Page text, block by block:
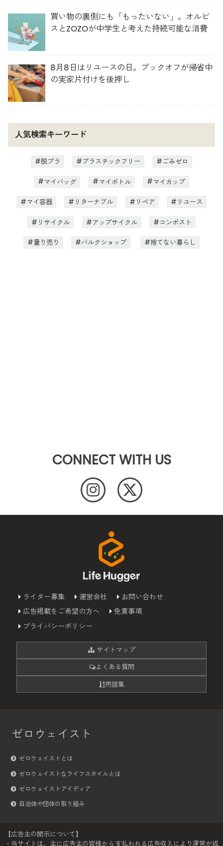
買い物の裏側にも「もったいない」。オルビ
スとZOZOが中学生と考えた持続可能な消費
8月8日はリユースの日。ブックオフが帰省中
の実家片付けを後押し
人気検索キーワード
脱プラ プラスチックフリー ごみゼロ
マイバッグ マイボトル マイカップ
マイ容器 リターナブル リペア リユース
リサイクル アップサイクル コンポスト
量り売り バルクショップ 捨てない暮らし
CONNECT WITH US
ライター募集 運営会社
お問い合わせ
広告掲載をご希望の方へ
免責事項
プライバシーポリシー
サイトマップ
よくある質問
用語集
ゼロウェイスト
ゼロウェイストとは
ゼロウェイストなライフスタイルとは
ゼロウェイストアイディア
自治体や団体の取り組み
【広告主の開示について】
・当サイトは、主に広告主の皆様から支払われる広告収入により運営が成